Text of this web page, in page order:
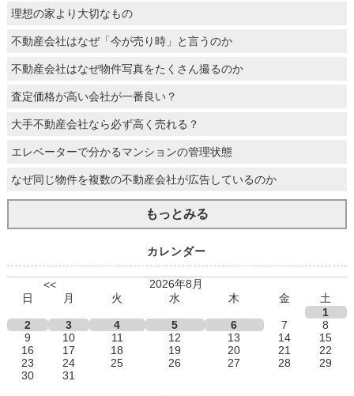
理想の家より大切なもの
不動産会社はなぜ「今が売り時」と言うのか
不動産会社はなぜ物件写真をたくさん撮るのか
査定価格が高い会社が一番良い？
大手不動産会社なら必ず高く売れる？
エレベーターで分かるマンションの管理状態
なぜ同じ物件を複数の不動産会社が広告しているのか
もっとみる
カレンダー
<<
2026年8月
日
月 火 水 木 金
土
1
2
3 4 5 6 7
8
9
10 11 12 13 14
15
16
17 18 19 20 21
22
23
24 25 26 27 28
29
30
31